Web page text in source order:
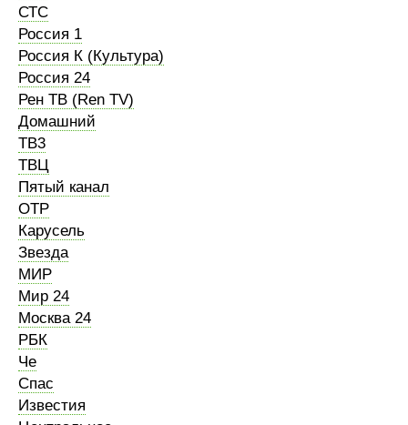
СТС
Россия 1
Россия К (Культура)
Россия 24
Рен ТВ (Ren TV)
Домашний
ТВ3
ТВЦ
Пятый канал
ОТР
Карусель
Звезда
МИР
Мир 24
Москва 24
РБК
Че
Спас
Известия